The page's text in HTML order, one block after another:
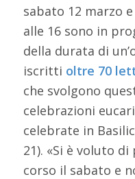
sabato 12 marzo
alle 16 sono in
della durata di
iscritti oltre 70
che svolgono
celebrazioni
celebrate in
21). «Si è voluto
corso il sabato e